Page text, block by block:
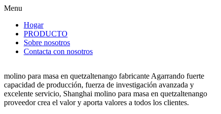
Menu
Hogar
PRODUCTO
Sobre nosotros
Contacta con nosotros
molino para masa en quetzaltenango fabricante Agarrando fuerte
capacidad de producción, fuerza de investigación avanzada y
excelente servicio, Shanghai molino para masa en quetzaltenango
proveedor crea el valor y aporta valores a todos los clientes.